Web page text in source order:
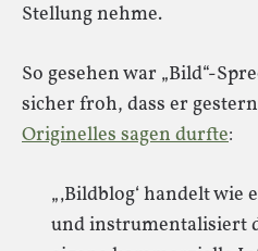
Stellung nehme.
So gesehen war „Bild“-
sicher froh, dass er gestern
Originelles sagen durfte:
„‚Bildblog‘ handelt
und instrumentalisiert